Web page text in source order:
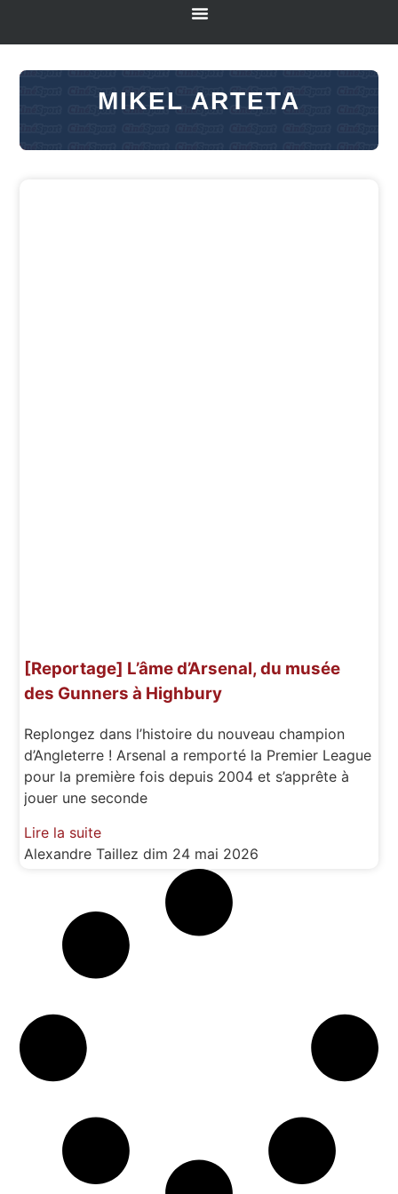
MIKEL ARTETA
[Reportage] L’âme d’Arsenal, du musée
des Gunners à Highbury
Replongez dans l’histoire du nouveau champion
d’Angleterre ! Arsenal a remporté la Premier League
pour la première fois depuis 2004 et s’apprête à
jouer une seconde
Lire la suite
Alexandre Taillezdim 24 mai 2026